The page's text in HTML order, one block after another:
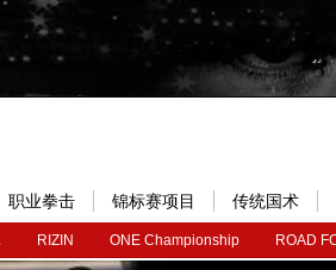
RIZIN ONE Championship ROAD
职业拳击 锦标赛项目 传统国术